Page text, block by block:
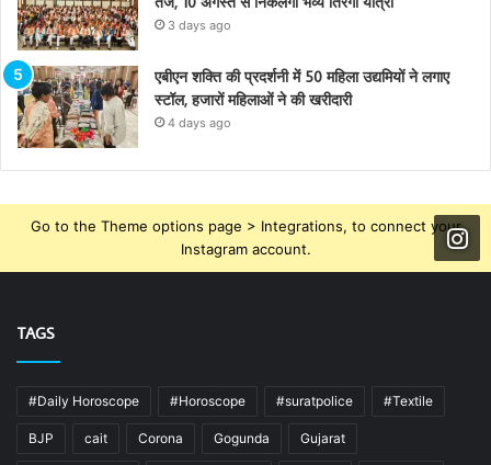
3 days ago
एबीएन शक्ति की प्रदर्शनी में 50 महिला उद्यमियों ने लगाए
स्टॉल, हजारों महिलाओं ने की खरीदारी
4 days ago
Go to the Theme options page > Integrations, to connect your
Instagram account.
TAGS
#Daily Horoscope #Horoscope #suratpolice #Textile
BJP cait Corona Gogunda Gujarat